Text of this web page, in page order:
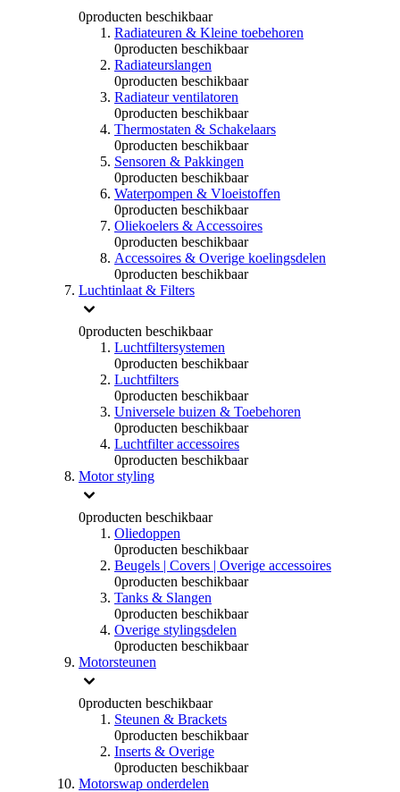
0producten beschikbaar
Radiateuren & Kleine toebehoren
0producten beschikbaar
Radiateurslangen
0producten beschikbaar
Radiateur ventilatoren
0producten beschikbaar
Thermostaten & Schakelaars
0producten beschikbaar
Sensoren & Pakkingen
0producten beschikbaar
Waterpompen & Vloeistoffen
0producten beschikbaar
Oliekoelers & Accessoires
0producten beschikbaar
Accessoires & Overige koelingsdelen
0producten beschikbaar
Luchtinlaat & Filters
0producten beschikbaar
Luchtfiltersystemen
0producten beschikbaar
Luchtfilters
0producten beschikbaar
Universele buizen & Toebehoren
0producten beschikbaar
Luchtfilter accessoires
0producten beschikbaar
Motor styling
0producten beschikbaar
Oliedoppen
0producten beschikbaar
Beugels | Covers | Overige accessoires
0producten beschikbaar
Tanks & Slangen
0producten beschikbaar
Overige stylingsdelen
0producten beschikbaar
Motorsteunen
0producten beschikbaar
Steunen & Brackets
0producten beschikbaar
Inserts & Overige
0producten beschikbaar
Motorswap onderdelen